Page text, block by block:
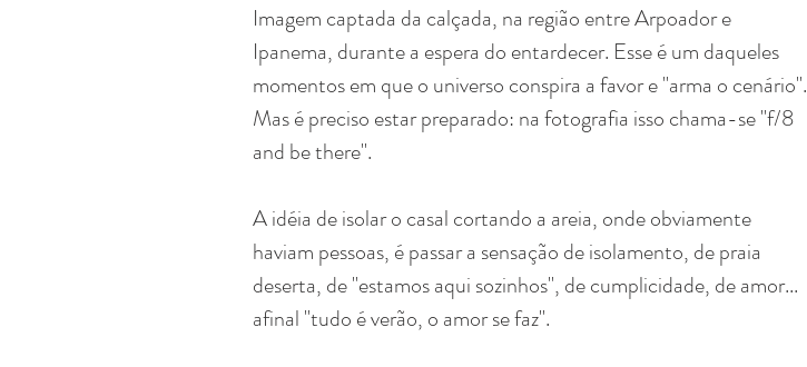
Imagem captada da calçada, na região entre Arpoador e
Ipanema, durante a espera do entardecer. Esse é um daqueles
momentos em que o universo conspira a favor e "arma o cenário".
Mas é preciso estar preparado: na fotografia isso chama-se "f/8
and be there".
A idéia de isolar o casal cortando a areia, onde obviamente
haviam pessoas, é passar a sensação de isolamento, de praia
deserta, de "estamos aqui sozinhos", de cumplicidade, de amor...
afinal "tudo é verão, o amor se faz".